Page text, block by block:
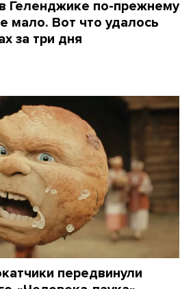
Геленджике по-прежнему
мало. Вот что удалось
за три дня
передвинули